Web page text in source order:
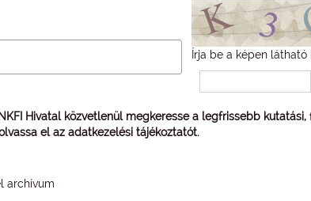
Írja be a képen látható
Hivatal közvetlenül megkeresse a legfrissebb
el az adatkezelési tájékoztatót.
archívum